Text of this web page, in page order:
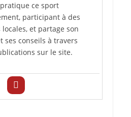
ce sport
participant à des
et partage son
ses conseils à travers
sur le site.